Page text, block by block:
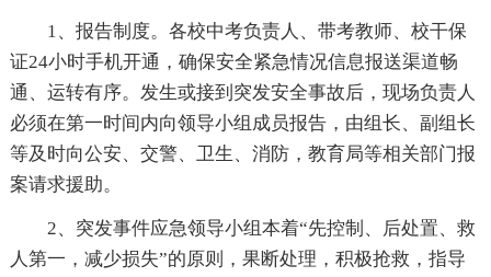
1、报告制度。各校中考负责人、带考教师、校干保
证24小时手机开通，确保安全紧急情况信息报送渠道畅
通、运转有序。发生或接到突发安全事故后，现场负责人
必须在第一时间内向领导小组成员报告，由组长、副组长
等及时向公安、交警、卫生、消防，教育局等相关部门报
案请求援助。
2、突发事件应急领导小组本着“先控制、后处置、救
人第一，减少损失”的原则，果断处理，积极抢救，指导